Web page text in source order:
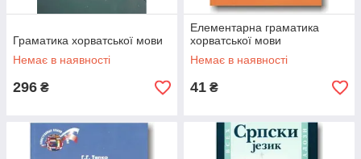
Граматика хорватської мови
Немає в наявності
296 ₴
Елементарна граматика
хорватської мови
Немає в наявності
41 ₴